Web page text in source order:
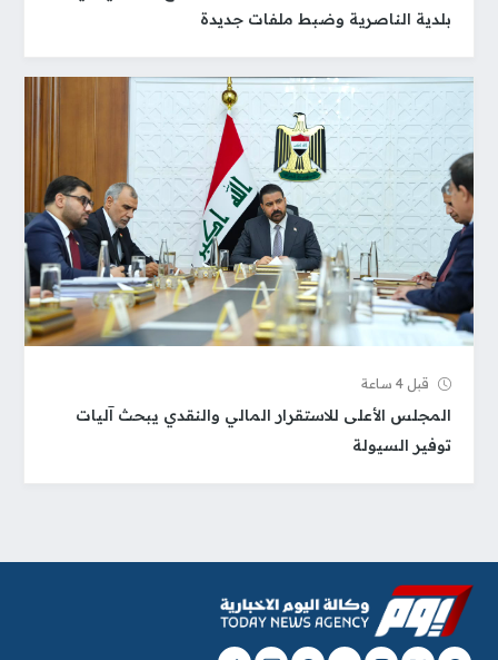
بلدية الناصرية وضبط ملفات جديدة
قبل 4 ساعة
المجلس الأعلى للاستقرار المالي والنقدي يبحث آليات
توفير السيولة